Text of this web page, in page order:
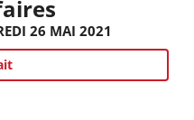
26 MAI 2021